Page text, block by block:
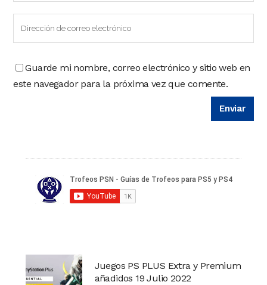
Guarde mi nombre, correo electrónico y sitio web en
este navegador para la próxima vez que comente.
Juegos PS PLUS Extra y Premium
añadidos 19 Julio 2022